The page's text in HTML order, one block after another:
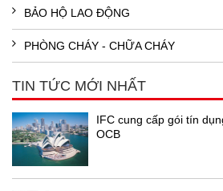
BẢO HỘ LAO ĐỘNG
PHÒNG CHÁY - CHỮA CHÁY
TIN TỨC MỚI NHẤT
IFC cung cấp gói tín
OCB